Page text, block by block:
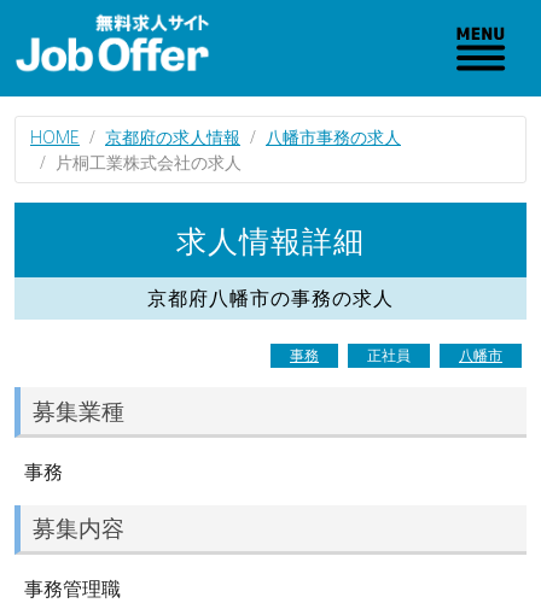
HOME 京都府の求人情報
八幡市事務の求人
片桐工業株式会社の求人
求人情報詳細
京都府八幡市の事務の求人
事務 正社員 八幡市
募集業種
事務
募集内容
事務管理職